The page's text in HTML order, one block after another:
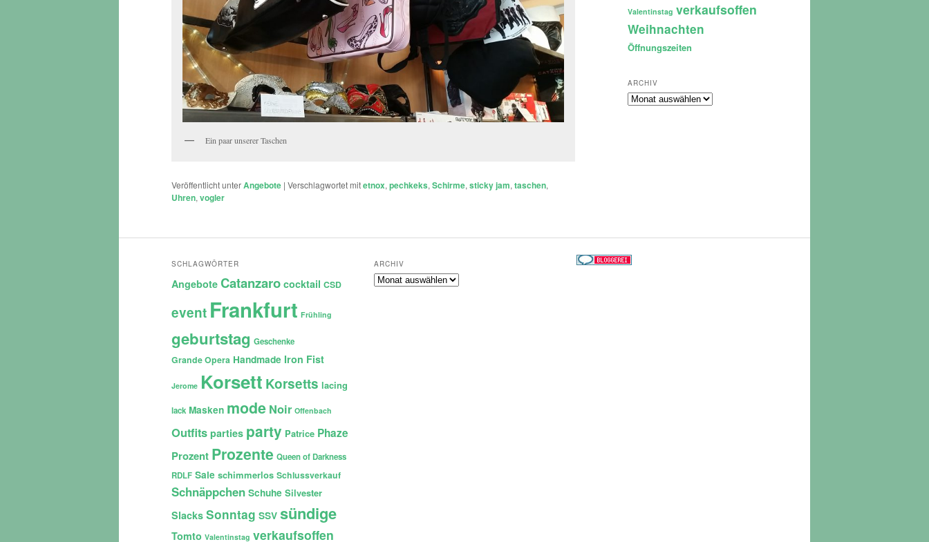
Ein paar unserer Taschen
Veröffentlicht unterAngebote | Verschlagwortet mitetnox, pechkeks, Schirme, sticky jam, taschen,
Uhren, vogler
Valentinstag verkaufsoffen
Weihnachten
Öffnungszeiten
ARCHIV
Archiv
SCHLAGWÖRTER
Angebote Catanzaro cocktail CSD
event Frankfurt Frühling
geburtstag Geschenke
Grande Opera Handmade Iron Fist
Jerome Korsett Korsetts lacing
lack Masken mode Noir Offenbach
Outfits parties party Patrice Phaze
Prozent Prozente Queen of Darkness
RDLF Sale schimmerlos Schlussverkauf
Schnäppchen Schuhe Silvester
Slacks Sonntag SSV sündige
Tomto Valentinstag verkaufsoffen
ARCHIV
Archiv